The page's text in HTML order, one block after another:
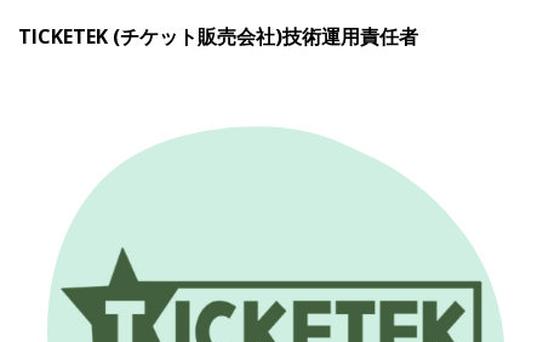
TICKETEK (チケット販売会社)技術運用責任者